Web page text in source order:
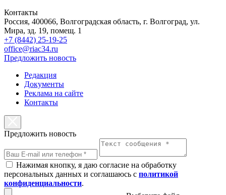
Контакты
Россия, 400066, Волгоградская область, г. Волгоград, ул.
Мира, зд. 19, помещ. 1
+7 (8442) 25-19-25
office@riac34.ru
Предложить новость
Редакция
Документы
Реклама на сайте
Контакты
Предложить новость
Нажимая кнопку, я даю согласие на обработку
персональных данных и соглашаюсь с политикой
конфиденциальности.